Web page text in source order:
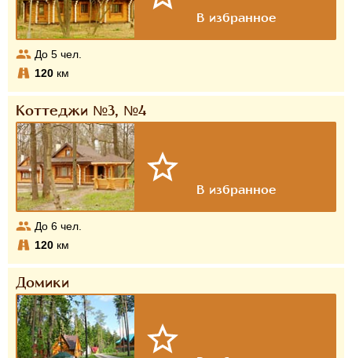
До 5 чел.
120 км
Коттеджи №3, №4
До 6 чел.
120 км
Домики